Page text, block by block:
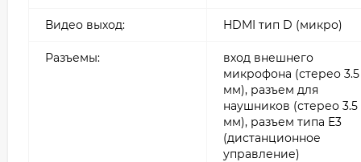
Видео выход: HDMI тип D (микро)
Разъемы:
вход внешнего
микрофона (стерео 3.5
мм), разъем для
наушников (стерео 3.5
мм), разъем типа E3
(дистанционное
управление)